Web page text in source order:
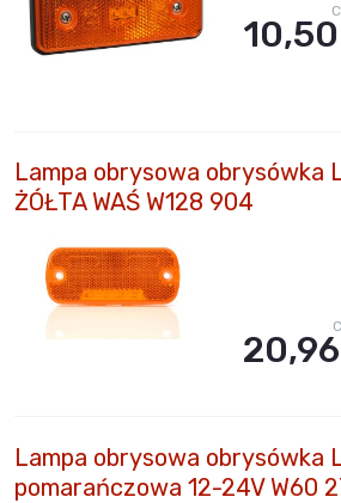
10,50
Lampa obrysowa obrysówka
ŻÓŁTA WAŚ W128 904
20,96
Lampa obrysowa obrysówka
pomarańczowa 12-24V W60